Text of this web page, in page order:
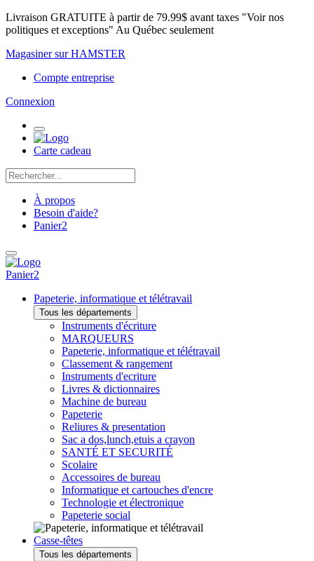
Livraison GRATUITE à partir de 79.99$ avant taxes "Voir nos
politiques et exceptions" Au Québec seulement
Magasiner sur HAMSTER
Compte entreprise
Connexion
Carte cadeau
À propos
Besoin d'aide?
Panier2
Panier2
Papeterie, informatique et télétravail
Tous les départements
Instruments d'écriture
MARQUEURS
Papeterie, informatique et télétravail
Classement & rangement
Instruments d'ecriture
Livres & dictionnaires
Machine de bureau
Papeterie
Reliures & presentation
Sac a dos,lunch,etuis a crayon
SANTÉ ET SECURITÉ
Scolaire
Accessoires de bureau
Informatique et cartouches d'encre
Technologie et électronique
Papeterie social
Casse-têtes
Tous les départements